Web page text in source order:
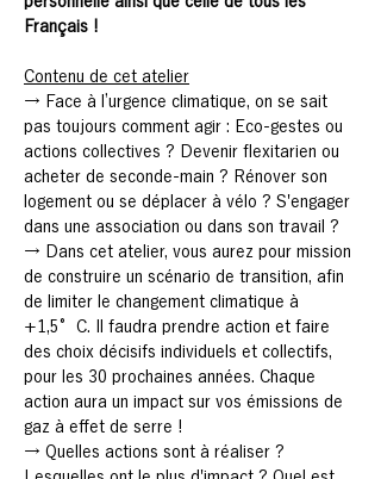
Français !
Contenu de cet atelier
→ Face à l’urgence climatique, on se sait
pas toujours comment agir : Eco-gestes ou
actions collectives ? Devenir flexitarien ou
acheter de seconde-main ? Rénover son
logement ou se déplacer à vélo ? S'engager
dans une association ou dans son travail ?
→ Dans cet atelier, vous aurez pour mission
de construire un scénario de transition, afin
de limiter le changement climatique à
+1,5°C. Il faudra prendre action et faire
des choix décisifs individuels et collectifs,
pour les 30 prochaines années. Chaque
action aura un impact sur vos émissions de
gaz à effet de serre !
→ Quelles actions sont à réaliser ?